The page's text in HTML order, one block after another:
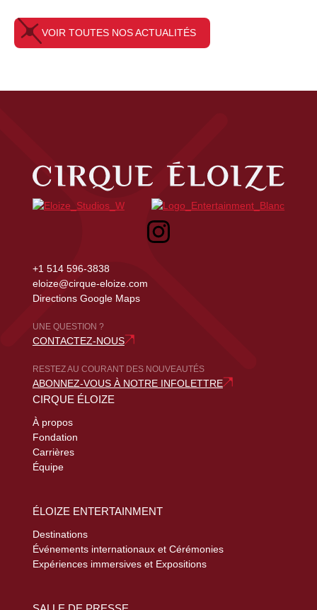
VOIR TOUTES NOS ACTUALITÉS
Cirque Éloize
Éloize Studios Eloize entertainment
+1 514 596-3838
eloize@cirque-eloize.com
Directions Google Maps
UNE QUESTION ?
CONTACTEZ-NOUS
RESTEZ AU COURANT DES NOUVEAUTÉS
ABONNEZ-VOUS À NOTRE INFOLETTRE
CIRQUE ÉLOIZE
À propos
Fondation
Carrières
Équipe
ÉLOIZE ENTERTAINMENT
Destinations
Événements internationaux et Cérémonies
Expériences immersives et Expositions